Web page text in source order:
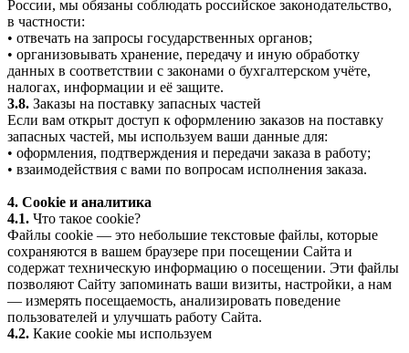
России, мы обязаны соблюдать российское законодательство,
в частности:
• отвечать на запросы государственных органов;
• организовывать хранение, передачу и иную обработку
данных в соответствии с законами о бухгалтерском учёте,
налогах, информации и её защите.
3.8. Заказы на поставку запасных частей
Если вам открыт доступ к оформлению заказов на поставку
запасных частей, мы используем ваши данные для:
• оформления, подтверждения и передачи заказа в работу;
• взаимодействия с вами по вопросам исполнения заказа.
4. Cookie и аналитика
4.1. Что такое cookie?
Файлы cookie — это небольшие текстовые файлы, которые
сохраняются в вашем браузере при посещении Сайта и
содержат техническую информацию о посещении. Эти файлы
позволяют Сайту запоминать ваши визиты, настройки, а нам
— измерять посещаемость, анализировать поведение
пользователей и улучшать работу Сайта.
4.2. Какие cookie мы используем